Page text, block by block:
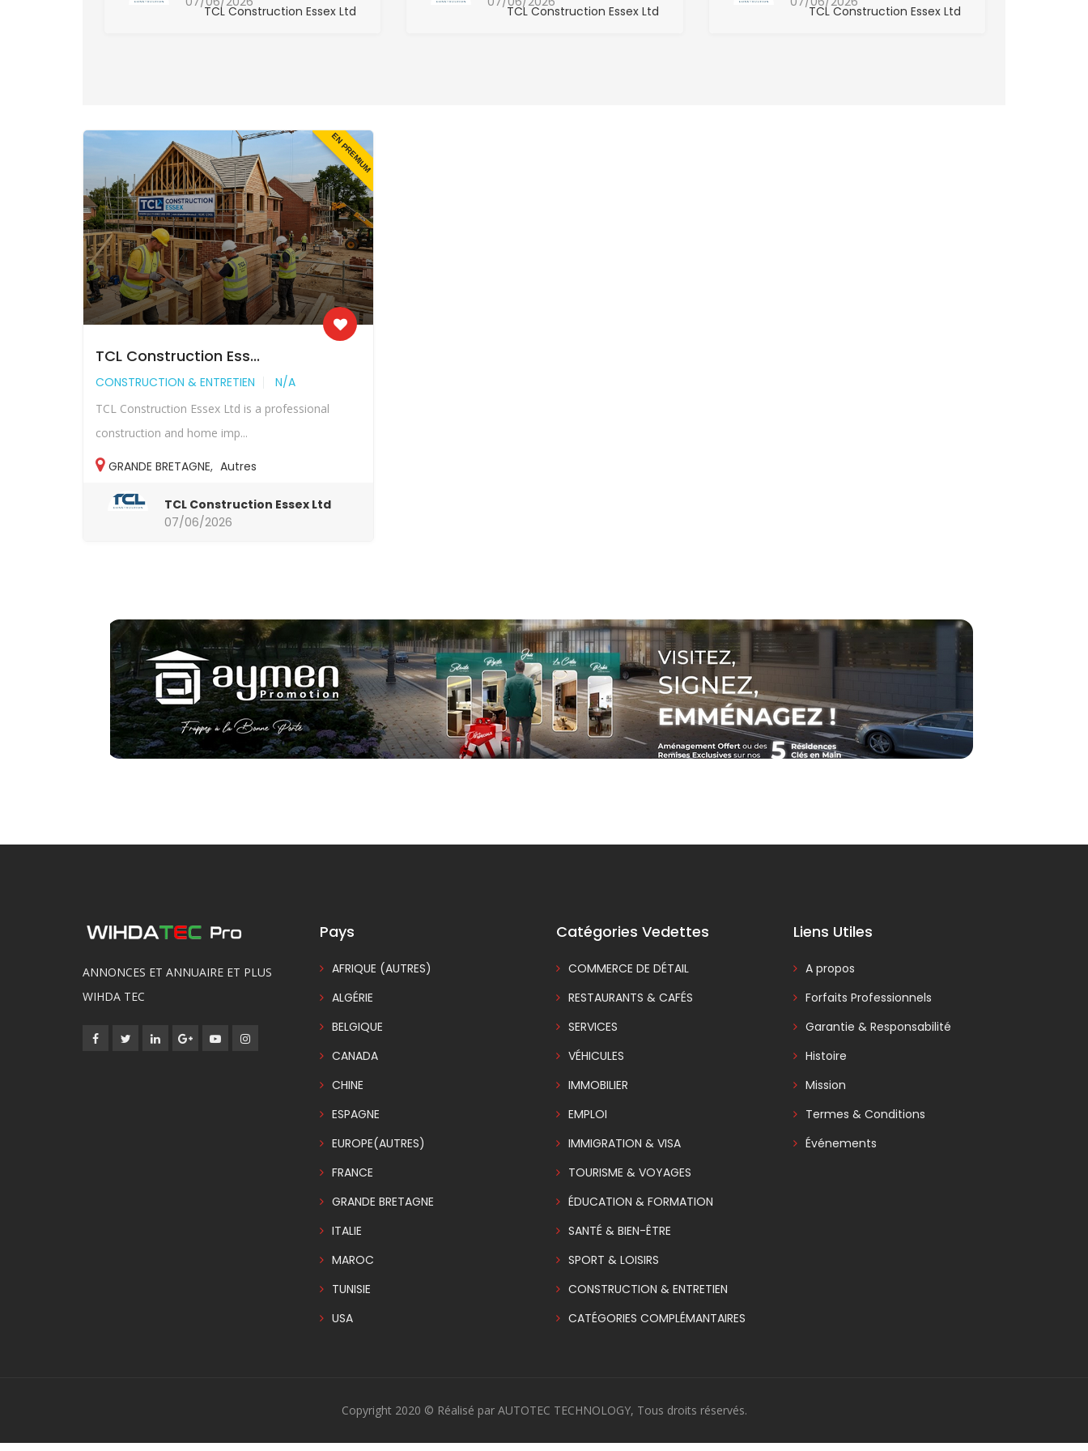
TCL Construction Essex Ltd TCL Construction Essex Ltd TCL Construction Essex Ltd
EN PREMIUM
TCL Construction Ess...
CONSTRUCTION & ENTRETIEN N/A
TCL Construction Essex Ltd is a professional
construction and home imp...
GRANDE BRETAGNE, Autres
TCL Construction Essex Ltd
07/06/2026
ANNONCES ET ANNUAIRE ET PLUS
WIHDA TEC
Pays
AFRIQUE (AUTRES)
ALGÉRIE
BELGIQUE
CANADA
CHINE
ESPAGNE
EUROPE(AUTRES)
FRANCE
GRANDE BRETAGNE
ITALIE
MAROC
TUNISIE
USA
Catégories Vedettes
COMMERCE DE DÉTAIL
RESTAURANTS & CAFÉS
SERVICES
VÉHICULES
IMMOBILIER
EMPLOI
IMMIGRATION & VISA
TOURISME & VOYAGES
ÉDUCATION & FORMATION
SANTÉ & BIEN-ÊTRE
SPORT & LOISIRS
CONSTRUCTION & ENTRETIEN
CATÉGORIES COMPLÉMANTAIRES
Liens Utiles
A propos
Forfaits Professionnels
Garantie & Responsabilité
Histoire
Mission
Termes & Conditions
Événements
Copyright 2020 © Réalisé par AUTOTEC TECHNOLOGY, Tous droits réservés.